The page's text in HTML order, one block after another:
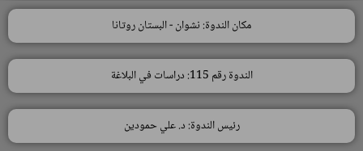
مكان الندوة: نشوان - البستان روتانا
الندوة رقم 115: دراسات في البلاغة
رئيس الندوة: د. علي حمودين